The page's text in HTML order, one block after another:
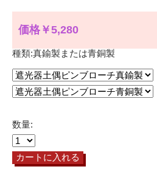
価格￥5,280
種類:真鍮製または青銅製
数量: